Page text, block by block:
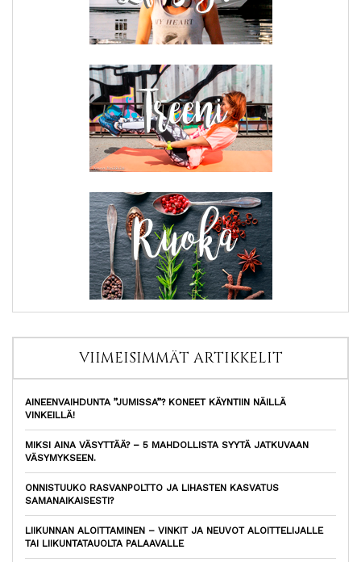
VIIMEISIMMÄT ARTIKKELIT
AINEENVAIHDUNTA ”JUMISSA”? KONEET KÄYNTIIN NÄILLÄ
VINKEILLÄ!
MIKSI AINA VÄSYTTÄÄ? – 5 MAHDOLLISTA SYYTÄ JATKUVAAN
VÄSYMYKSEEN.
ONNISTUUKO RASVANPOLTTO JA LIHASTEN KASVATUS
SAMANAIKAISESTI?
LIIKUNNAN ALOITTAMINEN – VINKIT JA NEUVOT ALOITTELIJALLE
TAI LIIKUNTATAUOLTA PALAAVALLE